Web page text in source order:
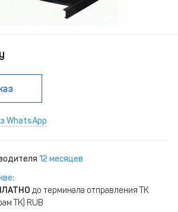
WhatsApp
12 месяцев
:
до терминала отправления ТК
ТК) RUB